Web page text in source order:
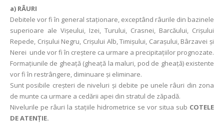
a) RÂURI
Debitele vor fi în general staţionare, exceptând râurile din bazinele
superioare ale Vișeului, Izei, Turului, Crasnei, Barcăului, Crișului
Repede, Crișului Negru, Crișului Alb, Timișului, Carașului, Bârzavei și
Nerei unde vor fi în creștere ca urmare a precipitațiilor prognozate.
Formaţiunile de gheaţă (gheaţă la maluri, pod de gheață) existente
vor fi în restrângere, diminuare şi eliminare.
Sunt posibile creşteri de niveluri şi debite pe unele râuri din zona
de munte ca urmare a cedării apei din stratul de zăpadă.
Nivelurile pe râuri la stațiile hidrometrice se vor situa sub COTELE
DE ATENȚIE.